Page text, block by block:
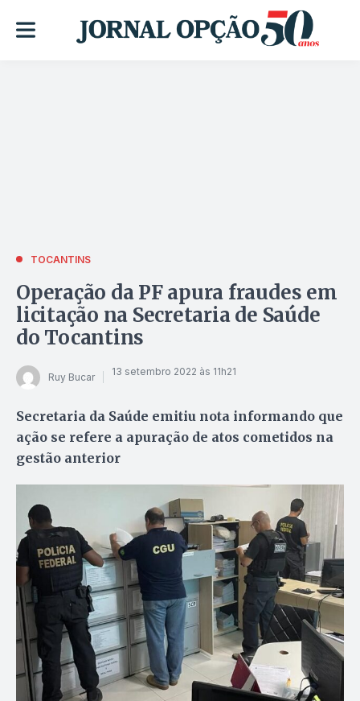
TOCANTINS
Operação da PF apura fraudes em
licitação na Secretaria de Saúde
do Tocantins
Ruy Bucar 13 setembro 2022 às 11h21
Secretaria da Saúde emitiu nota informando que
ação se refere a apuração de atos cometidos na
gestão anterior